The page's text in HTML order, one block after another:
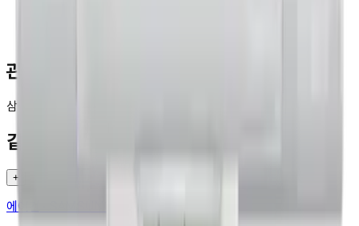
관련 검색
삼성
같은 카테고리 다른 기기
+
에어컨